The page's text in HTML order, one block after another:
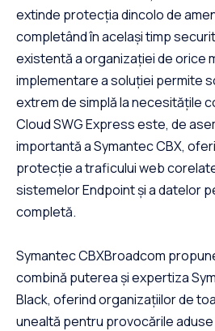
extinde protecția dincolo de
completând în același timp
existentă a organizației de orice
implementare a soluției permite
extrem de simplă la necesitățile
Cloud SWG Express este, de
importantă a Symantec CBX,
protecție a traficului web
sistemelor Endpoint și a datelor
completă.
Symantec CBXBroadcom
combină puterea și expertiza
Black, oferind organizațiilor de
unealtă pentru provocările